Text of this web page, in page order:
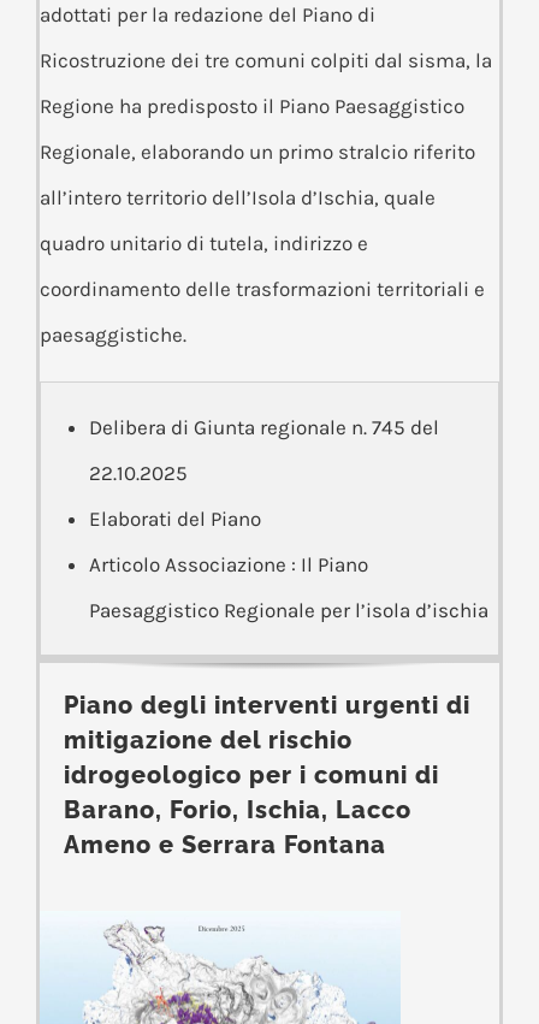
adottati per la redazione del Piano di
Ricostruzione dei tre comuni colpiti dal sisma, la
Regione ha predisposto il Piano Paesaggistico
Regionale, elaborando un primo stralcio riferito
all’intero territorio dell’Isola d’Ischia, quale
quadro unitario di tutela, indirizzo e
coordinamento delle trasformazioni territoriali e
paesaggistiche.
Delibera di Giunta regionale n. 745 del
22.10.2025
Elaborati del Piano
Articolo Associazione : Il Piano
Paesaggistico Regionale per l’isola d’ischia
Piano degli interventi urgenti di
mitigazione del rischio
idrogeologico per i comuni di
Barano, Forio, Ischia, Lacco
Ameno e Serrara Fontana